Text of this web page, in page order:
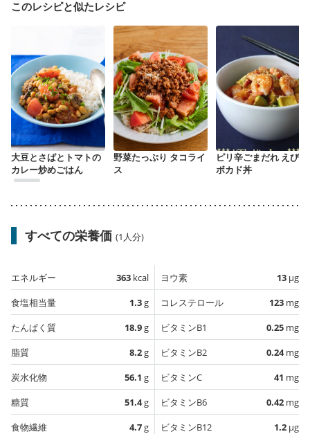
このレシピと似たレシピ
大豆とさばとトマトの
カレー炒めごはん
野菜たっぷり タコライ
ス
ピリ辛ごまだれ えびア
ボカド丼
すべての栄養価 (1人分)
エネルギー 363 kcal
食塩相当量
1.3g
たんぱく質
18.9g
脂質
8.2g
炭水化物
56.1 g
糖質
51.4g
食物繊維
4.7g
ヨウ素 13 µg
コレステロール
123 mg
ビタミンB1
0.25 mg
ビタミンB2
0.24mg
ビタミンC
41 mg
ビタミンB6
0.42 mg
ビタミンB12
1.2 µg